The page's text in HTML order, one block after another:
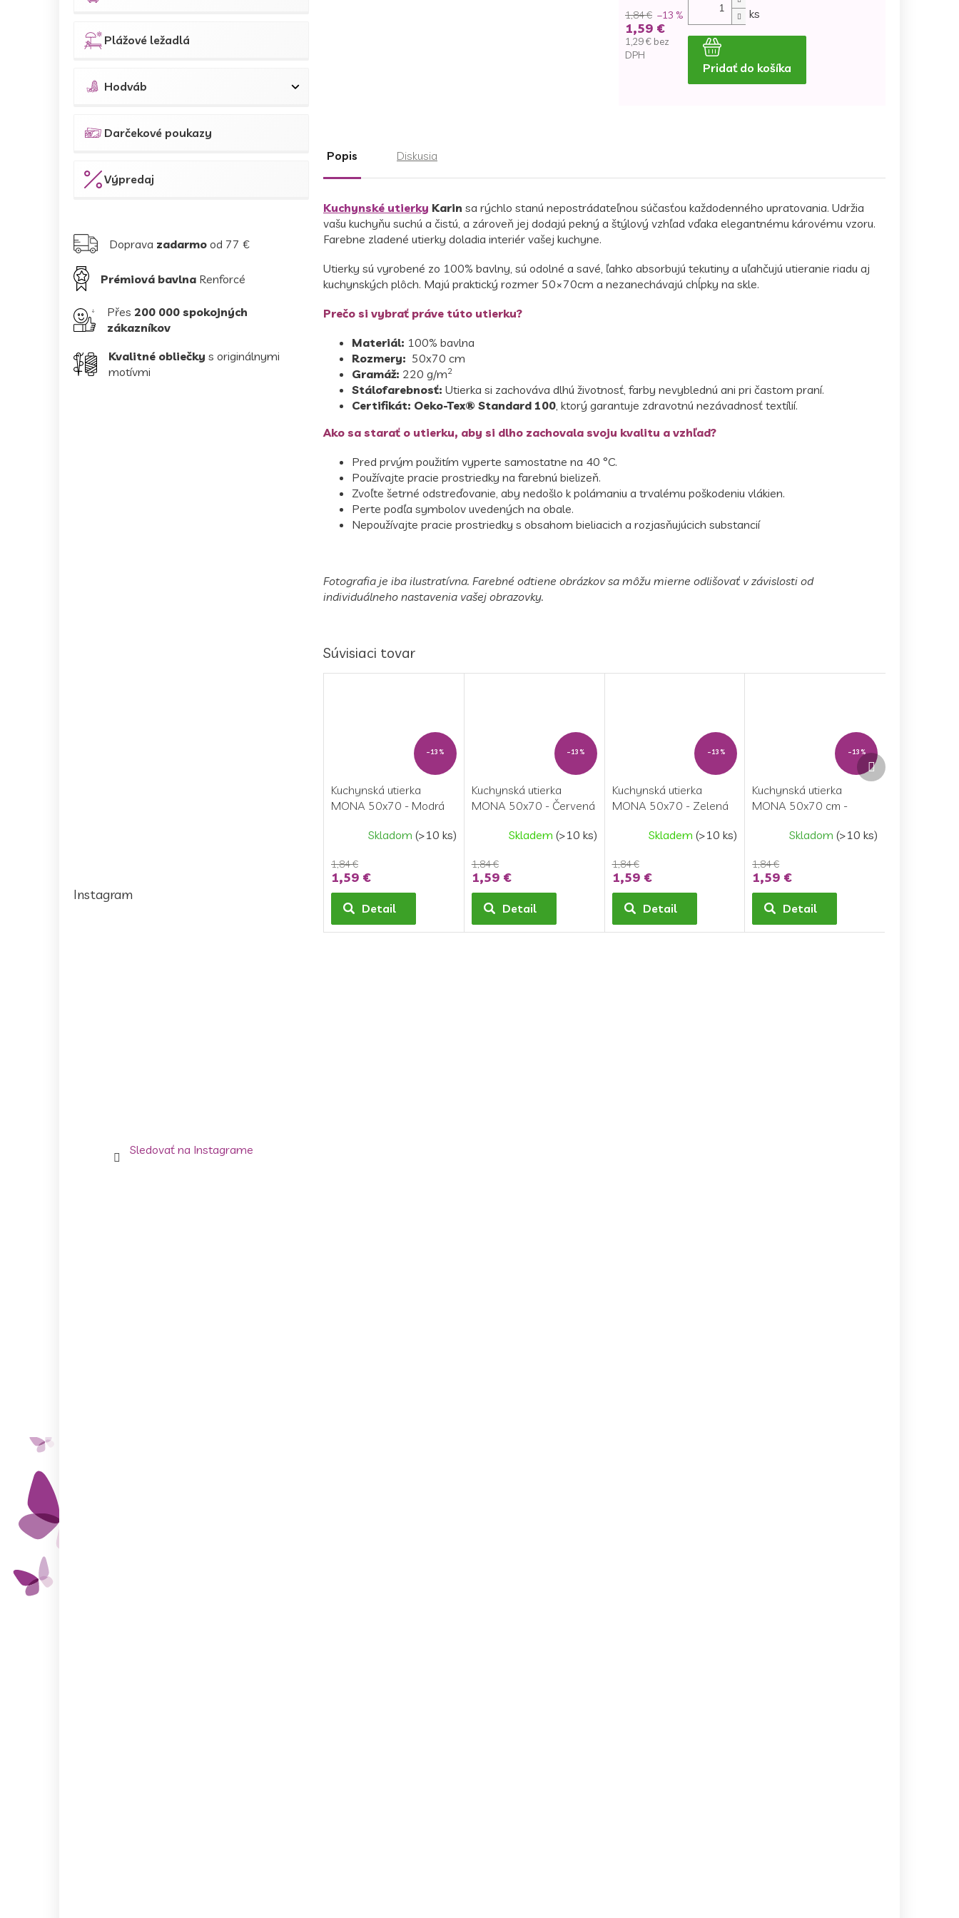
Plážové ležadlá
Hodváb
Darčekové poukazy
Výpredaj
Doprava zadarmo od 77 €
Prémiová bavlna Renforcé
Přes 200 000 spokojných
zákazníkov
Kvalitné obliečky s originálnymi
motívmi
Instagram
Sledovať na Instagrame
1,84 € –13 %
1,59 €
1,29 € bez
DPH
ks
Pridať do košíka
Popis Diskusia
Kuchynské utierky Karin sa rýchlo stanú nepostrádateľnou súčasťou každodenného upratovania. Udržia
vašu kuchyňu suchú a čistú, a zároveň jej dodajú pekný a štýlový vzhľad vďaka elegantnému károvému vzoru.
Farebne zladené utierky doladia interiér vašej kuchyne.
Utierky sú vyrobené zo 100% bavlny, sú odolné a savé, ľahko absorbujú tekutiny a uľahčujú utieranie riadu aj
kuchynských plôch. Majú praktický rozmer 50×70cm a nezanechávajú chĺpky na skle.
Prečo si vybrať práve túto utierku?
Materiál: 100% bavlna
Rozmery: 50x70 cm
Gramáž: 220 g/m2
Stálofarebnosť: Utierka si zachováva dlhú životnosť, farby nevyblednú ani pri častom praní.
Certifikát: Oeko-Tex® Standard 100, ktorý garantuje zdravotnú nezávadnosť textílií.
Ako sa starať o utierku, aby si dlho zachovala svoju kvalitu a vzhľad?
Pred prvým použitím vyperte samostatne na 40 °C.
Používajte pracie prostriedky na farebnú bielizeň.
Zvoľte šetrné odstreďovanie, aby nedošlo k polámaniu a trvalému poškodeniu vlákien.
Perte podľa symbolov uvedených na obale.
Nepoužívajte pracie prostriedky s obsahom bieliacich a rozjasňujúcich substancií
Fotografia je iba ilustratívna. Farebné odtiene obrázkov sa môžu mierne odlišovať v závislosti od
individuálneho nastavenia vašej obrazovky.
Súvisiaci tovar
–13 %
Kuchynská utierka
MONA 50x70 - Modrá
Skladom (>10 ks)
1,84 €
1,59 €
Detail
–13 %
Kuchynská utierka
MONA 50x70 - Červená
Skladem (>10 ks)
1,84 €
1,59 €
Detail
–13 %
Kuchynská utierka
MONA 50x70 - Zelená
Skladem(>10 ks)
1,84 €
1,59 €
Detail
–13 %
Kuchynská utierka
MONA 50x70 cm -
Skladom (>10 ks)
1,84 €
1,59 €
Detail
Ďalší
produkt